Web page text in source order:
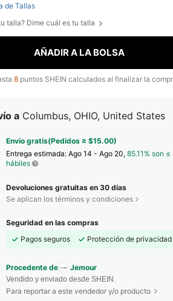
de Tallas
talla? Dime cuál es tu talla
AÑADIR A LA BOLSA
8 puntos SHEIN calculados al finalizar la
a Columbus, OHIO, United States
Envío gratis(Pedidos ≥ $15.00)
Entrega estimada: Ago 14 - Ago 20, 85.11% son ≤
hábiles
Devoluciones gratuitas en 30 días
Se aplican los términos y condiciones
Seguridad en las compras
Pagos seguros
Protección de privacidad
Procedente de Jemour
Vendido y enviado desde SHEIN.
Para reportar a este vendedor y/o producto